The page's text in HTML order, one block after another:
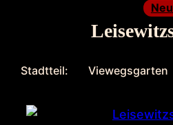
Stadtteil: Viewegsgarten